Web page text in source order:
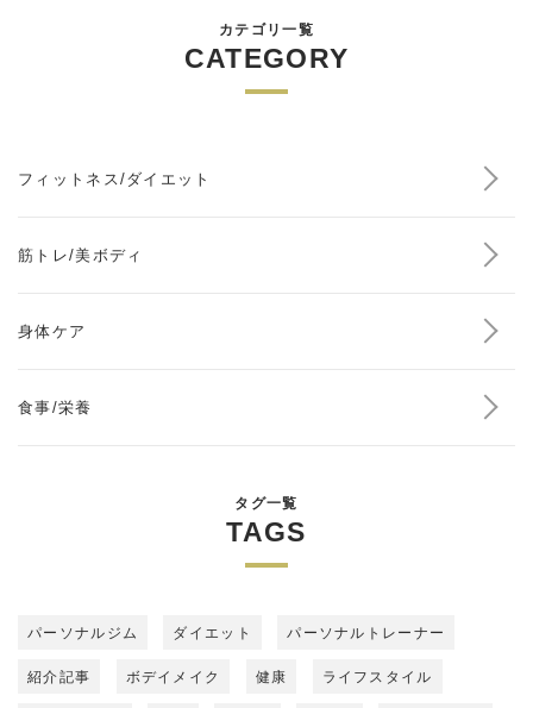
カテゴリ一覧
CATEGORY
フィットネス/ダイエット
筋トレ/美ボディ
身体ケア
食事/栄養
タグ一覧
TAGS
パーソナルジム ダイエット パーソナルトレーナー
紹介記事 ボデイメイク 健康 ライフスタイル